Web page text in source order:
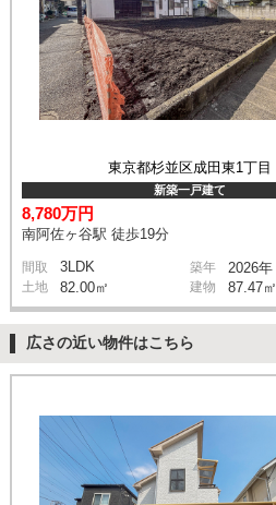
東京都杉並区成田東1丁目
新築一戸建て
8,780万円
南阿佐ヶ谷駅 徒歩19分
間取 3LDK 築年 2026年
土地 82.00㎡ 建物 87.47㎡
広さの近い物件はこちら